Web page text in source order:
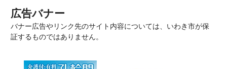
広告バナー
バナー広告やリンク先のサイト内容については、いわき市が保
証するものではありません。